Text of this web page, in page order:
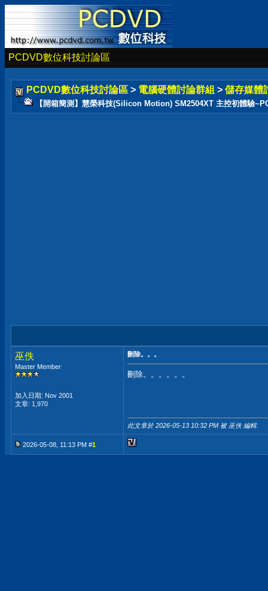
PCDVD數位科技討論區
PCDVD數位科技討論區 > 電腦硬體討論群組 > 儲存媒體
【開箱簡測】慧榮科技(Silicon Motion) SM2504XT 主控初體驗
巫佚
Master Member
加入日期: Nov 2001
文章: 1,970
刪除。。。
刪除。。。。。。
此文章於 2026-05-13 10:32 PM 被 巫佚 編輯.
2026-05-08, 11:13 PM #1